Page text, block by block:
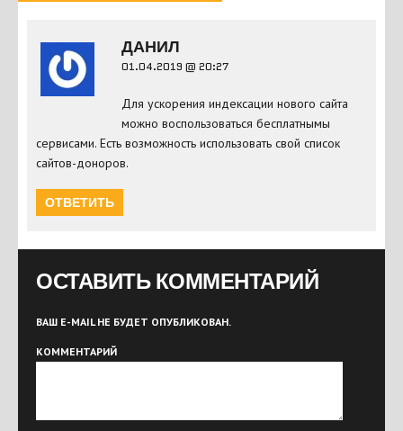
ДАНИЛ
01.04.2019 @ 20:27
Для ускорения индексации нового сайта
можно воспользоваться бесплатнымы
сервисами. Есть возможность использовать свой список
сайтов-доноров.
ОТВЕТИТЬ
ОСТАВИТЬ КОММЕНТАРИЙ
ВАШ E-MAIL НЕ БУДЕТ ОПУБЛИКОВАН.
КОММЕНТАРИЙ